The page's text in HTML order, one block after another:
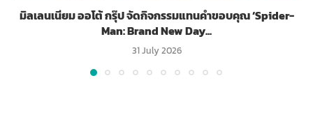
มิลเลนเนียม ออโต้ กรุ๊ป จัดกิจกรรมแทนคำขอบคุณ ‘Spider-
Man: Brand New Day...
31 July 2026